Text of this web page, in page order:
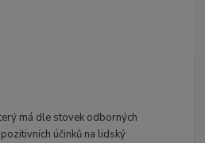
má dle stovek odborných
účinků na lidský